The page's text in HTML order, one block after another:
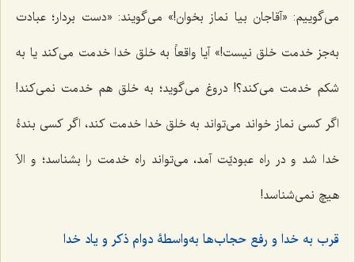
می‌گوییم: «آقاجان بیا نماز بخوان!» می‌گویند: «دست بردار؛ عبادت
به‌جز خدمت خلق نیست!» آیا واقعاً به خلق خدا خدمت می‌کند یا به
شکم خدمت می‌کند؟! دروغ می‌گوید؛ به خلق هم خدمت نمی‌کند!
اگر کسی نماز خواند می‌تواند به خلق خدا خدمت کند، اگر کسی بندۀ
خدا شد و در راه عبودیّت آمد، می‌تواند راه خدمت را بشناسد؛ و الاّ
هیچ نمی‌شناسد!
قرب به خدا و رفع حجاب‌ها به‌واسطۀ دوام ذکر و یاد خدا